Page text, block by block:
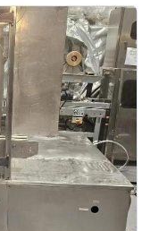
1.000 x 3.400